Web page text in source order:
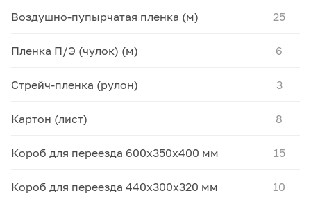
Воздушно-пупырчатая пленка (м) 25
Пленка П/Э (чулок) (м) 6
Cтрейч-пленка (рулон) 3
Картон (лист) 8
Короб для переезда 600х350х400 мм 15
Короб для переезда 440х300х320 мм 10